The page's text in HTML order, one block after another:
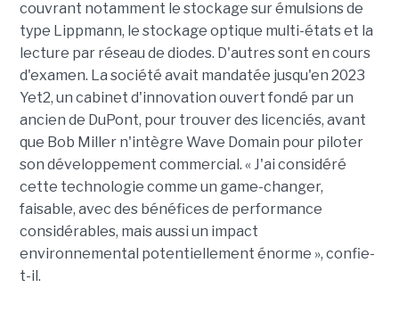
couvrant notamment le stockage sur émulsions de
type Lippmann, le stockage optique multi-états et la
lecture par réseau de diodes. D'autres sont en cours
d'examen. La société avait mandatée jusqu'en 2023
Yet2, un cabinet d'innovation ouvert fondé par un
ancien de DuPont, pour trouver des licenciés, avant
que Bob Miller n'intègre Wave Domain pour piloter
son développement commercial. « J'ai considéré
cette technologie comme un game-changer,
faisable, avec des bénéfices de performance
considérables, mais aussi un impact
environnemental potentiellement énorme », confie-
t-il.